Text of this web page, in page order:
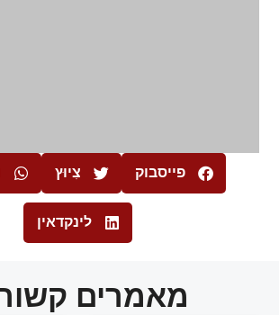
פייסבוק צִיוּץ
לינקדאין
מאמרים